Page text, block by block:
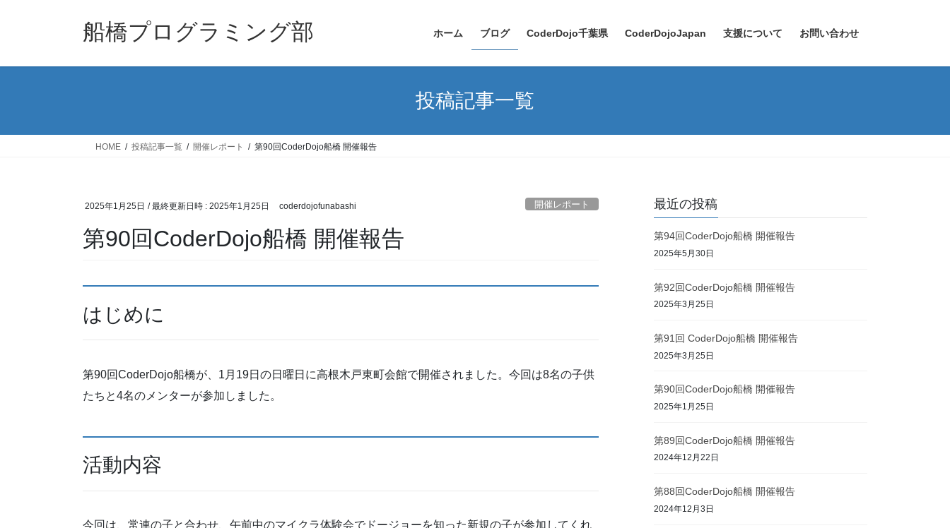
船橋プログラミング部 ホーム ブログ CoderDojo千葉県 CoderDojoJapan 支援について お問い合わせ
投稿記事一覧
HOME 投稿記事一覧 開催レポート 第90回CoderDojo船橋 開催報告
2025年1月25日 / 最終更新日時 : 2025年1月25日 coderdojofunabashi 開催レポート
第90回CoderDojo船橋 開催報告
はじめに
第90回CoderDojo船橋が、1月19日の日曜日に高根木戸東町会館で開催されました。今回は8名の子供
たちと4名のメンターが参加しました。
活動内容
今回は、常連の子と合わせ、午前中のマイクラ体験会でドージョーを知った新規の子が参加してくれ
最近の投稿
第94回CoderDojo船橋 開催報告
2025年5月30日
第92回CoderDojo船橋 開催報告
2025年3月25日
第91回 CoderDojo船橋 開催報告
2025年3月25日
第90回CoderDojo船橋 開催報告
2025年1月25日
第89回CoderDojo船橋 開催報告
2024年12月22日
第88回CoderDojo船橋 開催報告
2024年12月3日